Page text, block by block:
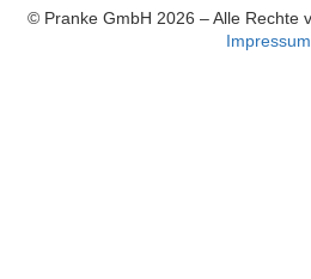
© Pranke GmbH 2026 – Alle Rechte
Impressum